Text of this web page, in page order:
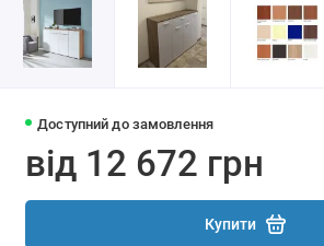
Доступний до замовлення
від 12 672 грн
Купити